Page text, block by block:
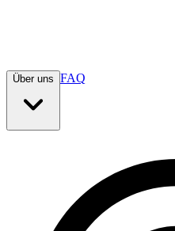
Über uns FAQ